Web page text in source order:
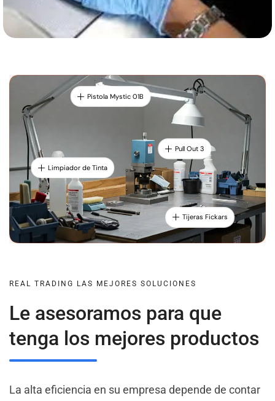
Pistola Mystic 01B
Limpiador de Tinta
Pull Out 3
Tijeras Fickars
REAL TRADING LAS MEJORES SOLUCIONES
Le asesoramos para que
tenga los mejores productos
La alta eficiencia en su empresa depende de contar